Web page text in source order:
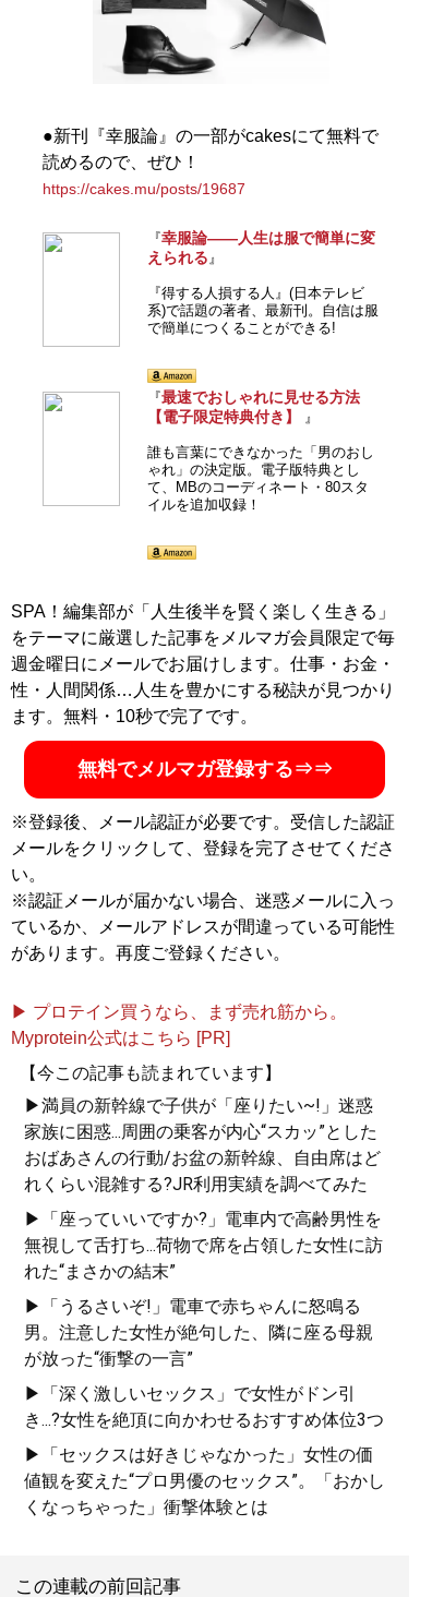
店員はなぜ成功できたの
か？
その秘密はロードマップ
『MBの偏愛ブランド図鑑』
今着るべきブランド60の歴
史や特色を、自身が愛用す
る品とともに徹底紹介
『最速でおしゃれに見せる
な人は何が違うのか？
幸服論――人生は服で簡単
自信は服で簡単につくること
ができる!
『最速でおしゃれに見せる
方法 【電子限定特典付き】
』
誰も言葉にできなかった
「男のおしゃれ」の決定
版。電子版特典として、MB
イルを追加収録！
記事一覧へ
●新刊『幸服論』の一部がcakesにて無料で
読めるので、ぜひ！
https://cakes.mu/posts/19687
『幸服論――人生は服で簡単に変
えられる 』
『得する人損する人』(日本テレビ
系)で話題の著者、最新刊。自信は服
で簡単につくることができる!
『最速でおしゃれに見せる方法
【電子限定特典付き】
』
誰も言葉にできなかった「男のおし
ゃれ」の決定版。電子版特典とし
て、MBのコーディネート・80スタ
イルを追加収録！
SPA！編集部が「人生後半を賢く楽しく生きる」
をテーマに厳選した記事をメルマガ会員限定で毎
週金曜日にメールでお届けします。仕事・お金・
性・人間関係…人生を豊かにする秘訣が見つかり
ます。無料・10秒で完了です。
無料でメルマガ登録する⇒⇒
※登録後、メール認証が必要です。受信した認証
メールをクリックして、登録を完了させてくださ
い。
※認証メールが届かない場合、迷惑メールに入っ
ているか、メールアドレスが間違っている可能性
があります。再度ご登録ください。
▶ プロテイン買うなら、まず売れ筋から。
Myprotein公式はこちら [PR]
【今この記事も読まれています】
▶満員の新幹線で子供が「座りたい~!」迷惑
家族に困惑...周囲の乗客が内心“スカッ”とした
おばあさんの行動/お盆の新幹線、自由席はど
れくらい混雑する?JR利用実績を調べてみた
▶「座っていいですか?」電車内で高齢男性を
無視して舌打ち...荷物で席を占領した女性に訪
れた“まさかの結末”
▶「うるさいぞ!」電車で赤ちゃんに怒鳴る
男。注意した女性が絶句した、隣に座る母親
が放った“衝撃の一言”
▶「深く激しいセックス」で女性がドン引
き...?女性を絶頂に向かわせるおすすめ体位3つ
▶「セックスは好きじゃなかった」女性の価
値観を変えた“プロ男優のセックス”。「おかし
くなっちゃった」衝撃体験とは
この連載の前回記事